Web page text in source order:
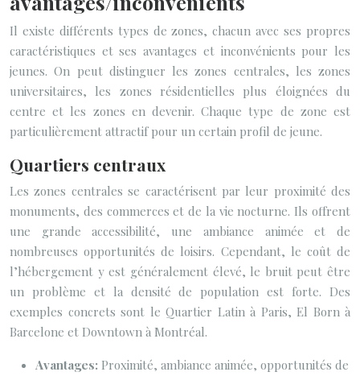
Il existe différents types de zones, chacun avec ses propres
caractéristiques et ses avantages et inconvénients pour les
jeunes. On peut distinguer les zones centrales, les zones
universitaires, les zones résidentielles plus éloignées du
centre et les zones en devenir. Chaque type de zone est
particulièrement attractif pour un certain profil de jeune.
Quartiers centraux
Les zones centrales se caractérisent par leur proximité des
monuments, des commerces et de la vie nocturne. Ils offrent
une grande accessibilité, une ambiance animée et de
nombreuses opportunités de loisirs. Cependant, le coût de
l’hébergement y est généralement élevé, le bruit peut être
un problème et la densité de population est forte. Des
exemples concrets sont le Quartier Latin à Paris, El Born à
Barcelone et Downtown à Montréal.
Avantages: Proximité, ambiance animée, opportunités de